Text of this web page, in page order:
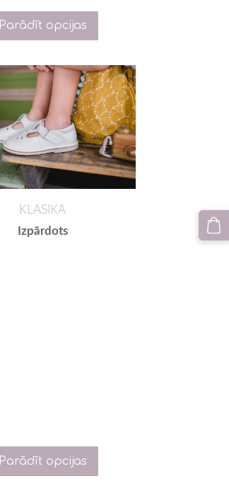
Parādīt opcijas
KLASIKA
Izpārdots
Parādīt opcijas